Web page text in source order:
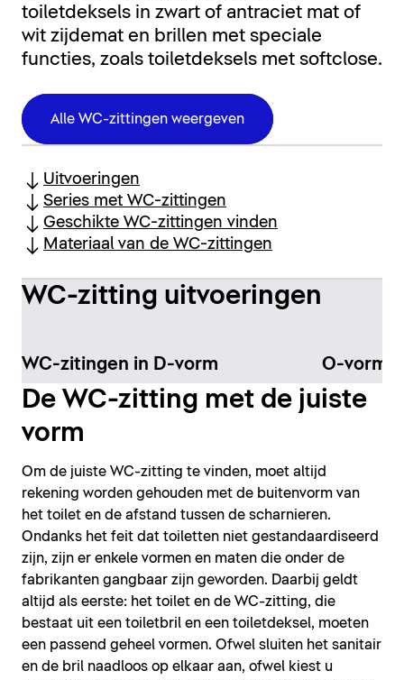
toiletdeksels in zwart of antraciet mat of
wit zijdemat en brillen met speciale
functies, zoals toiletdeksels met softclose.
Alle WC-zittingen weergeven
Uitvoeringen
Series met WC-zittingen
Geschikte WC-zittingen vinden
Materiaal van de WC-zittingen
WC-zitting uitvoeringen
WC-zitingen in D-vorm O-
De WC-zitting met de juiste
vorm
Om de juiste WC-zitting te vinden, moet altijd
rekening worden gehouden met de buitenvorm van
het toilet en de afstand tussen de scharnieren.
Ondanks het feit dat toiletten niet gestandaardiseerd
zijn, zijn er enkele vormen en maten die onder de
fabrikanten gangbaar zijn geworden. Daarbij geldt
altijd als eerste: het toilet en de WC-zitting, die
bestaat uit een toiletbril en een toiletdeksel, moeten
een passend geheel vormen. Ofwel sluiten het sanitair
en de bril naadloos op elkaar aan, ofwel kiest u